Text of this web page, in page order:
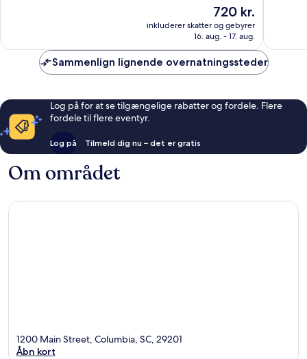
Prisen
720 kr.
720 kr.
inkluderer skatter og gebyrer
16. aug. - 17. aug.
Sammenlign lignende overnatningssteder
Log på for at se tilgængelige rabatter og fordele. Flere
fordele til flere eventyr.
Log på Tilmeld dig nu – det er gratis
Om området
1200 Main Street, Columbia, SC, 29201
Åbn kort